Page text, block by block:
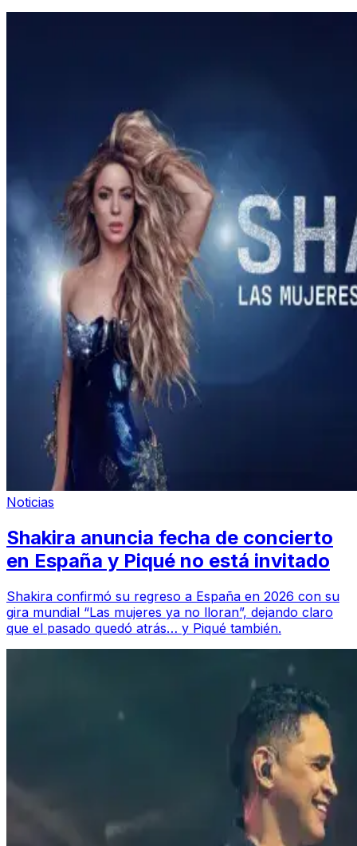
Noticias
Shakira anuncia fecha de concierto
en España y Piqué no está invitado
Shakira confirmó su regreso a España en 2026 con su
gira mundial “Las mujeres ya no lloran”, dejando claro
que el pasado quedó atrás… y Piqué también.